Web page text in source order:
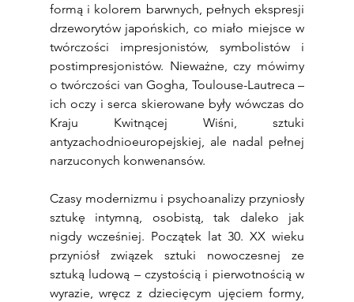
formą i kolorem barwnych, pełnych ekspresji
drzeworytów japońskich, co miało miejsce w
twórczości impresjonistów, symbolistów i
postimpresjonistów. Nieważne, czy mówimy
o twórczości van Gogha, Toulouse-Lautreca –
ich oczy i serca skierowane były wówczas do
Kraju Kwitnącej Wiśni, sztuki
antyzachodnioeuropejskiej, ale nadal pełnej
narzuconych konwenansów.
Czasy modernizmu i psychoanalizy przyniosły
sztukę intymną, osobistą, tak daleko jak
nigdy wcześniej. Początek lat 30. XX wieku
przyniósł związek sztuki nowoczesnej ze
sztuką ludową – czystością i pierwotnością w
wyrazie, wręcz z dziecięcym ujęciem formy,